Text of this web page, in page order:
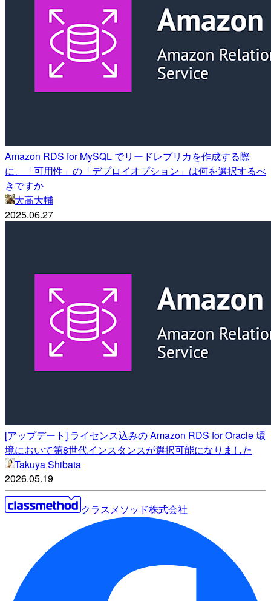
Amazon RDS for MySQL でリードレプリカを作成する際
に、「可用性」の「デプロイオプション」は何を選択するべ
きですか
大高大輔
2025.06.27
[アップデート] ライセンス込みの Amazon RDS for Oracle 環
境において第8世代インスタンスが選択可能になりました
Takuya Shibata
2026.05.19
クラスメソッド株式会社